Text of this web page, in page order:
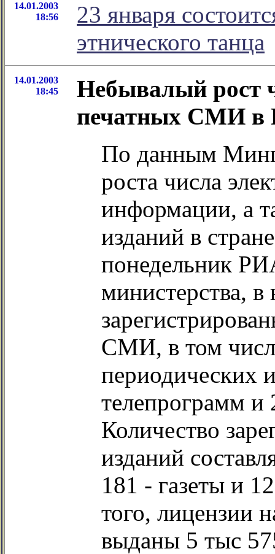
14.01.2003
18:56
23 января
этнического танца
14.01.2003
18:45
Небывалый рост
печатных СМИ в
По данным
роста числа
информации, а
изданий в
понедельник
министерства,
СМИ, в том
периодических
телепрограмм
Количество
изданий
181 - газеты и
того, лицензии
выданы 5 тыс